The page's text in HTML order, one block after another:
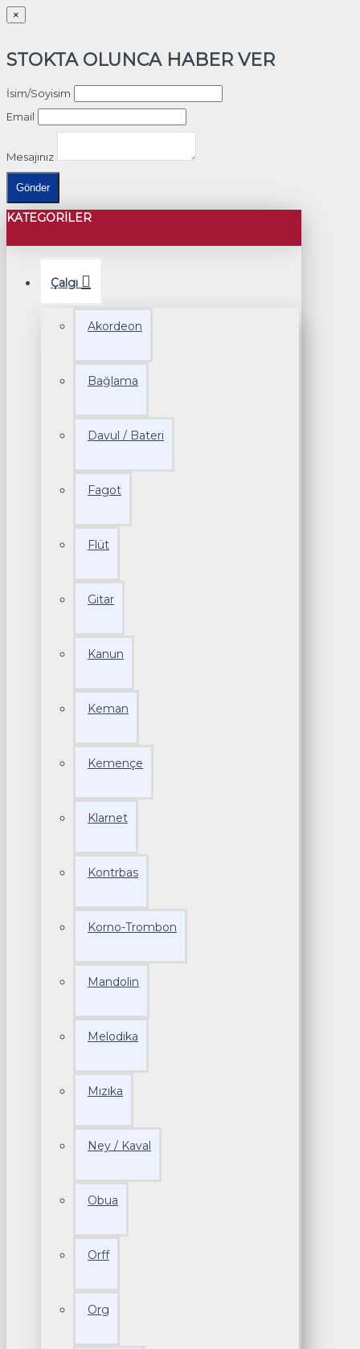
×
STOKTA OLUNCA HABER VER
İsim/Soyisim
Email
Mesajınız
Gönder
KATEGORILER
Çalgı
Akordeon
Bağlama
Davul / Bateri
Fagot
Flüt
Gitar
Kanun
Keman
Kemençe
Klarnet
Kontrbas
Korno-Trombon
Mandolin
Melodika
Mızıka
Ney / Kaval
Obua
Orff
Org